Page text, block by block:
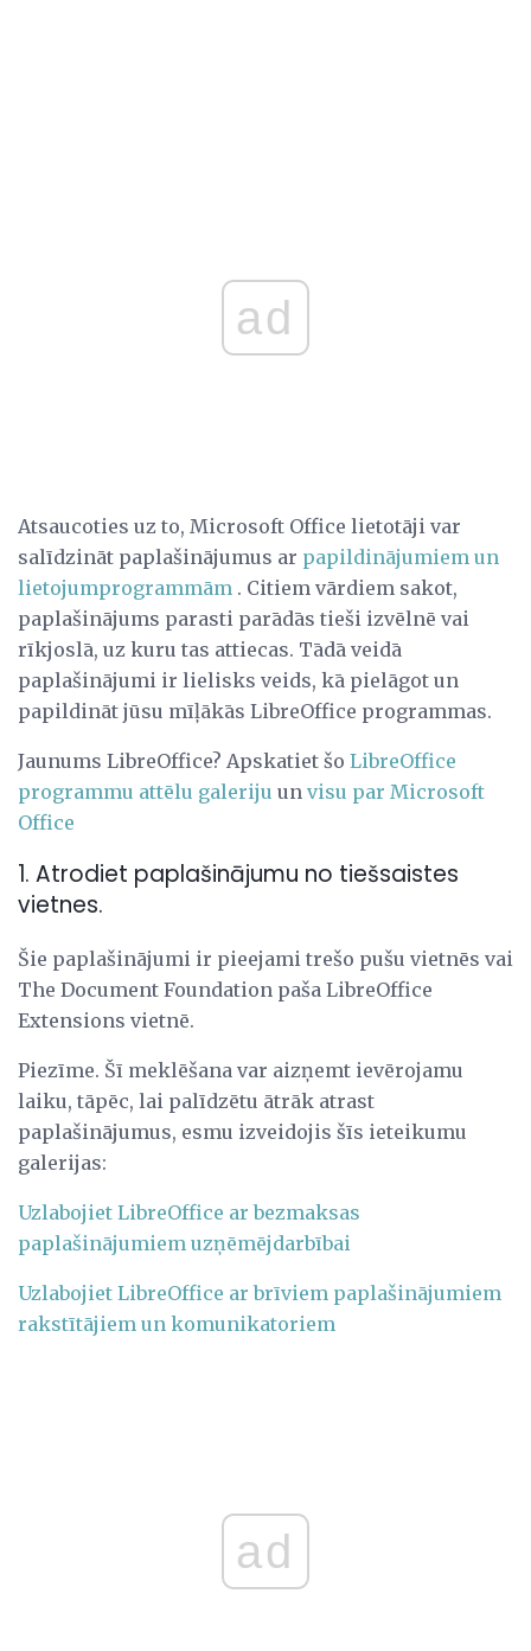
ad
Atsaucoties uz to, Microsoft Office lietotāji var
salīdzināt paplašinājumus ar papildinājumiem un
lietojumprogrammām . Citiem vārdiem sakot,
paplašinājums parasti parādās tieši izvēlnē vai
rīkjoslā, uz kuru tas attiecas. Tādā veidā
paplašinājumi ir lielisks veids, kā pielāgot un
papildināt jūsu mīļākās LibreOffice programmas.
Jaunums LibreOffice? Apskatiet šo LibreOffice
programmu attēlu galeriju un visu par Microsoft
Office
1. Atrodiet paplašinājumu no tiešsaistes
vietnes.
Šie paplašinājumi ir pieejami trešo pušu vietnēs vai
The Document Foundation paša LibreOffice
Extensions vietnē.
Piezīme. Šī meklēšana var aizņemt ievērojamu
laiku, tāpēc, lai palīdzētu ātrāk atrast
paplašinājumus, esmu izveidojis šīs ieteikumu
galerijas:
Uzlabojiet LibreOffice ar bezmaksas
paplašinājumiem uzņēmējdarbībai
Uzlabojiet LibreOffice ar brīviem paplašinājumiem
rakstītājiem un komunikatoriem
ad